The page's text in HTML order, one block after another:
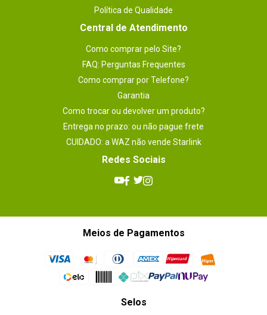
Política de Qualidade
Central de Atendimento
Como comprar pelo Site?
FAQ: Perguntas Frequentes
Como comprar por Telefone?
Garantia
Como trocar ou devolver um produto?
Entrega no prazo: ou não pague frete
CUIDADO: a WAZ não vende Starlink
Redes Sociais
Meios de Pagamentos
Selos